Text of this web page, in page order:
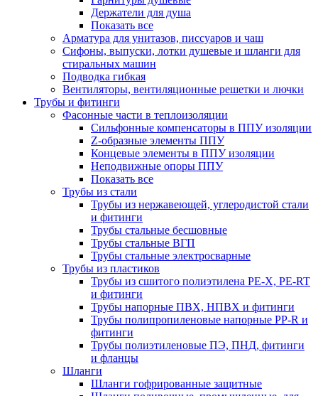
Держатели для душа
Показать все
Арматура для унитазов, писсуаров и чаш
Сифоны, выпуски, лотки душевые и шланги для
стиральных машин
Подводка гибкая
Вентиляторы, вентиляционные решетки и лючки
Трубы и фитинги
Фасонные части в теплоизоляции
Cильфонные компенсаторы в ППУ изоляции
Z-образные элементы ППУ
Концевые элементы в ППУ изоляции
Неподвижные опоры ППУ
Показать все
Трубы из стали
Трубы из нержавеющей, углеродистой стали
и фитинги
Трубы стальные бесшовные
Трубы стальные ВГП
Трубы стальные электросварные
Трубы из пластиков
Трубы из сшитого полиэтилена PE-X, PE-RT
и фитинги
Трубы напорные ПВХ, НПВХ и фитинги
Трубы полипропиленовые напорные PP-R и
фитинги
Трубы полиэтиленовые ПЭ, ПНД, фитинги
и фланцы
Шланги
Шланги гофрированные защитные